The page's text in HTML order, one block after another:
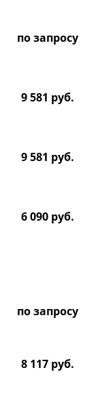
по запросу
9 581 руб.
9 581 руб.
6 090 руб.
по запросу
8 117 руб.